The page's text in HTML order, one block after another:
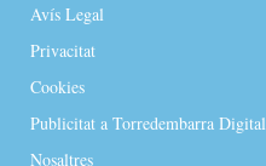
Avís Legal
Privacitat
Cookies
Publicitat a Torredembarra Digital
Nosaltres